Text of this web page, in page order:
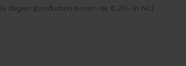
dagen (producten boven de € 20,- in NL)